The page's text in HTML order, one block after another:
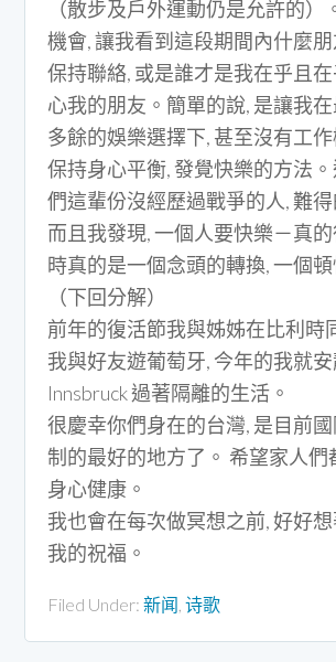
（散步及戶外運動仍是允許的）
機會, 讓我看到這段期間內什麼
保持聯絡, 或是誰才是我在乎且
心我的朋友。簡單的說, 是讓我
多餘的娛樂選擇下, 甚至沒有工作
保持身心平衡, 發覺快樂的方法
們這輩份沒經歷過戰爭的人, 難得
而且我發現, 一個人要快樂－真
時真的是一個念頭的轉換, 一個頓
（下回分解）
前年的復活節我與姊姊在比利時
我與好友遊葡萄牙, 今年的我就
Innsbruck 過著隔離的生活。
很慶幸你們身在的台灣, 是目前
制的最好的地方了。 希望家人們
身心健康。
我也會在每次做冥想之前, 好好
我的祝福。
Filed Under:新闻 ,诗歌